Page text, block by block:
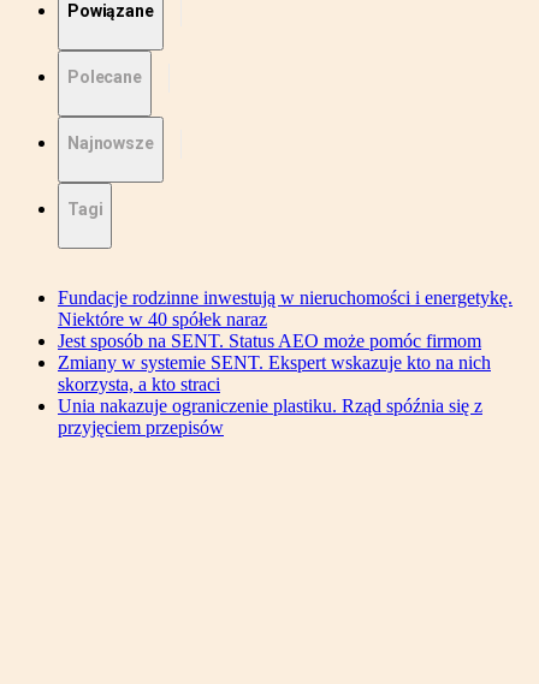
Powiązane
Polecane
Najnowsze
Tagi
Fundacje rodzinne inwestują w nieruchomości i energetykę.
Niektóre w 40 spółek naraz
Jest sposób na SENT. Status AEO może pomóc firmom
Zmiany w systemie SENT. Ekspert wskazuje kto na nich
skorzysta, a kto straci
Unia nakazuje ograniczenie plastiku. Rząd spóźnia się z
przyjęciem przepisów